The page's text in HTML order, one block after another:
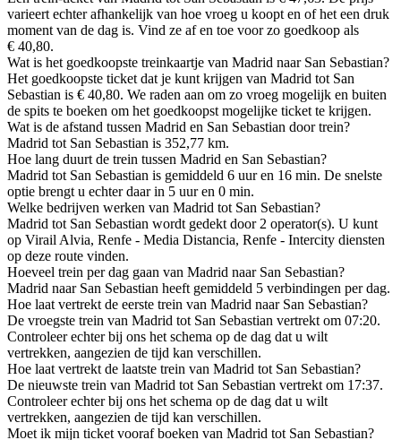
varieert echter afhankelijk van hoe vroeg u koopt en of het een druk
moment van de dag is. Vind ze af en toe voor zo goedkoop als
€ 40,80.
Wat is het goedkoopste treinkaartje van Madrid naar San Sebastian?
Het goedkoopste ticket dat je kunt krijgen van Madrid tot San
Sebastian is € 40,80. We raden aan om zo vroeg mogelijk en buiten
de spits te boeken om het goedkoopst mogelijke ticket te krijgen.
Wat is de afstand tussen Madrid en San Sebastian door trein?
Madrid tot San Sebastian is 352,77 km.
Hoe lang duurt de trein tussen Madrid en San Sebastian?
Madrid tot San Sebastian is gemiddeld 6 uur en 16 min. De snelste
optie brengt u echter daar in 5 uur en 0 min.
Welke bedrijven werken van Madrid tot San Sebastian?
Madrid tot San Sebastian wordt gedekt door 2 operator(s). U kunt
op Virail Alvia, Renfe - Media Distancia, Renfe - Intercity diensten
op deze route vinden.
Hoeveel trein per dag gaan van Madrid naar San Sebastian?
Madrid naar San Sebastian heeft gemiddeld 5 verbindingen per dag.
Hoe laat vertrekt de eerste trein van Madrid naar San Sebastian?
De vroegste trein van Madrid tot San Sebastian vertrekt om 07:20.
Controleer echter bij ons het schema op de dag dat u wilt
vertrekken, aangezien de tijd kan verschillen.
Hoe laat vertrekt de laatste trein van Madrid tot San Sebastian?
De nieuwste trein van Madrid tot San Sebastian vertrekt om 17:37.
Controleer echter bij ons het schema op de dag dat u wilt
vertrekken, aangezien de tijd kan verschillen.
Moet ik mijn ticket vooraf boeken van Madrid tot San Sebastian?